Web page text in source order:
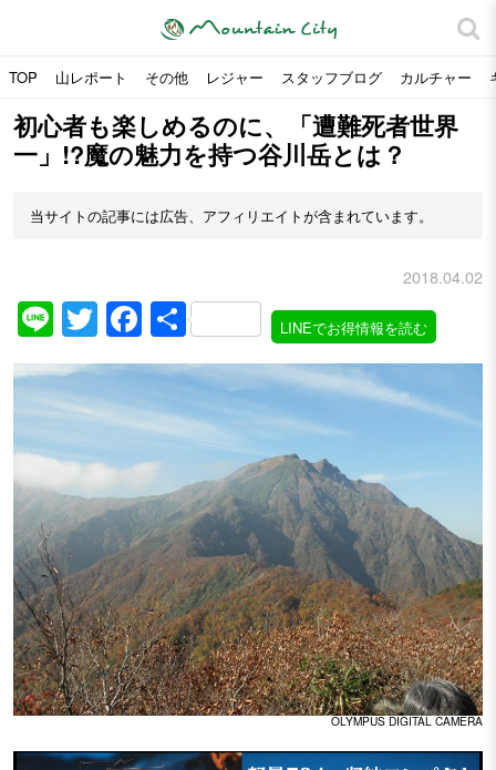
TOP 山レポート その他 レジャー スタッフブログ カルチャー
初心者も楽しめるのに、「遭難死者世界
一」!?魔の魅力を持つ谷川岳とは？
当サイトの記事には広告、アフィリエイトが含まれています。
2018.04.02
LineTwitter
Facebook
共
有
LINEでお得情報を読む
OLYMPUS DIGITAL CAMERA